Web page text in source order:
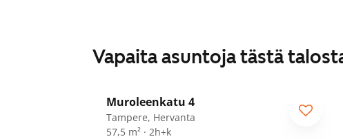
Vapaita asuntoja tästä
Muroleenkatu 4
Tampere, Hervanta
57,5 m² · 2h+k